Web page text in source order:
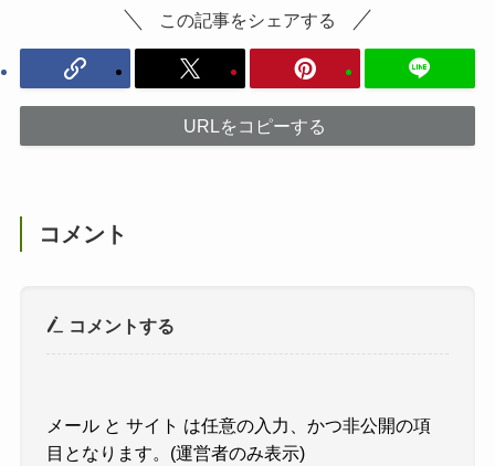
この記事をシェアする
URLをコピーする
コメント
コメントする